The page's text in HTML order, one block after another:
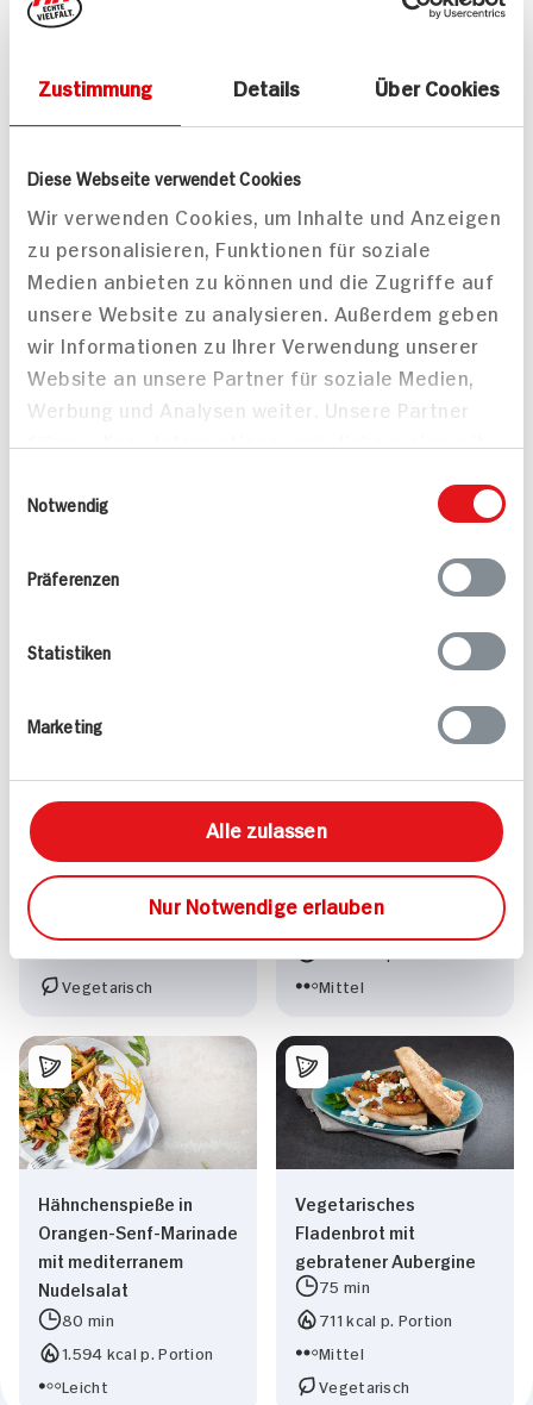
Zustimmung Details Über Cookies
Diese Webseite verwendet Cookies
Wir verwenden Cookies, um Inhalte und Anzeigen
zu personalisieren, Funktionen für soziale
Medien anbieten zu können und die Zugriffe auf
unsere Website zu analysieren. Außerdem geben
wir Informationen zu Ihrer Verwendung unserer
Website an unsere Partner für soziale Medien,
Werbung und Analysen weiter. Unsere Partner
bereitgestellt haben oder die sie im Rahmen
Notwendig
Präferenzen
Statistiken
Marketing
Alle zulassen
Nur Notwendige erlauben
Soja-Medaillons mit
Bohnen und Rosmarin-
Vegetarisch
Gouda Käseschnitzel
mit Rucola-Oliven-
Bruschetta
Vegetarisch
Basilico an lauwarmen
Balsamicolinsen
770 kcal p. Portion
Vegetarisch
mit Polenta Schnitten
und Balsamico-Portwein
80 min
Mittel
Hähnchenspieße in
Orangen-Senf-Marinade
mit mediterranem
Nudelsalat
80 min
1.594 kcal p. Portion
Leicht
Vegetarisches
Fladenbrot mit
gebratener Aubergine
75 min
711 kcal p. Portion
Mittel
Vegetarisch